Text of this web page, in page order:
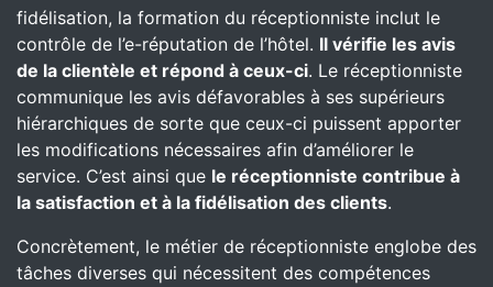
fidélisation, la formation du réceptionniste inclut le
contrôle de l’e-réputation de l’hôtel. Il vérifie les avis
de la clientèle et répond à ceux-ci. Le réceptionniste
communique les avis défavorables à ses supérieurs
hiérarchiques de sorte que ceux-ci puissent apporter
les modifications nécessaires afin d’améliorer le
service. C’est ainsi que le réceptionniste contribue à
la satisfaction et à la fidélisation des clients.
Concrètement, le métier de réceptionniste englobe des
tâches diverses qui nécessitent des compétences